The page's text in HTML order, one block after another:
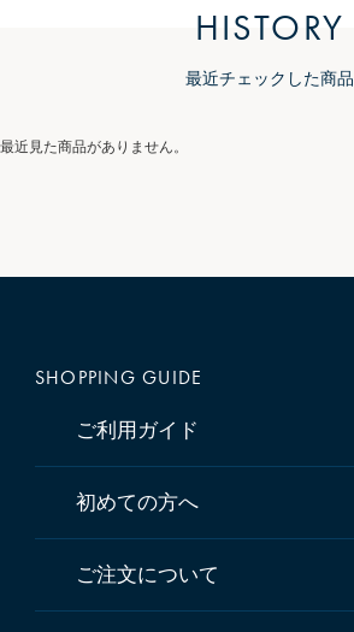
HISTORY
最近チェックした商品
最近見た商品がありません。
SHOPPING GUIDE
ご利用ガイド
初めての方へ
ご注文について